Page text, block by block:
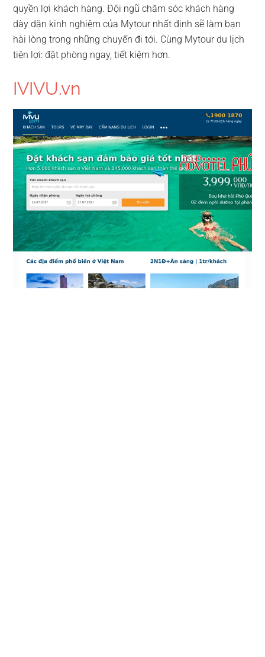
quyền lợi khách hàng. Đội ngũ chăm sóc khách hàng
dày dặn kinh nghiệm của Mytour nhất định sẽ làm bạn
hài lòng trong những chuyến đi tới. Cùng Mytour du lịch
tiện lợi: đặt phòng ngay, tiết kiệm hơn.
IVIVU.vn